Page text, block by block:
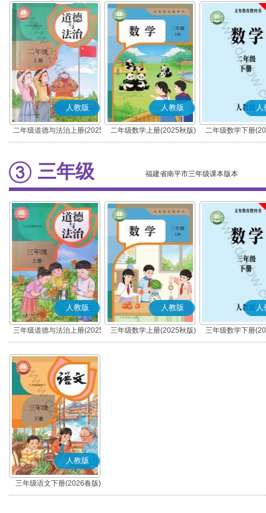
人教版
二年级道德与法治上册(2025
秋版)(部编版)
人教版
二年级数学上册(2025秋版)
人
二年级数学下册
三年级 福建省南平市三年级课本版本
人教版
三年级道德与法治上册(2025
秋版)(部编版)
人教版
三年级数学上册(2025秋版)
人
三年级数学下册
人教版
三年级语文下册(2026春版)
(部编版)